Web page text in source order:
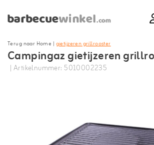
Terug naar Home | gietijzeren grillrooster
Campingaz gietijzeren
| Artikelnummer: 5010002235